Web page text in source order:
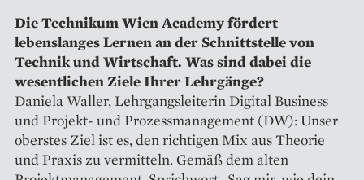
Die Technikum Wien Academy ­fördert
lebenslanges Lernen an der Schnittstelle von
Technik und Wirtschaft. Was sind dabei die
wesent­lichen Ziele Ihrer Lehrgänge?
Daniela Waller, Lehrgangsleiterin Digital Business
und Projekt- und Prozessmanagement (DW): Unser
oberstes Ziel ist es, den richtigen Mix aus Theorie
und Praxis zu vermitteln. Gemäß dem alten